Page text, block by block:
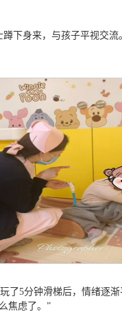
下身来，与孩子平视交
了5分钟滑梯后，情绪逐
焦虑了。”